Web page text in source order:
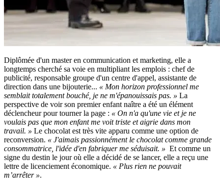
Diplômée d'un master en communication et marketing, elle a
longtemps cherché sa voie en multipliant les emplois : chef de
publicité, responsable groupe d'un centre d'appel, assistante de
direction dans une bijouterie... « Mon horizon professionnel me
semblait totalement bouché, je ne m'épanouissais pas. » La
perspective de voir son premier enfant naître a été un élément
déclencheur pour tourner la page : « On n'a qu'une vie et je ne
voulais pas que mon enfant me voit triste et aigrie dans mon
travail. » Le chocolat est très vite apparu comme une option de
reconversion. « J'aimais passionnément le chocolat comme grande
consommatrice, l'idée d'en fabriquer me séduisait. » Et comme un
signe du destin le jour où elle a décidé de se lancer, elle a reçu une
lettre de licenciement économique. « Plus rien ne pouvait
m’arrêter ».